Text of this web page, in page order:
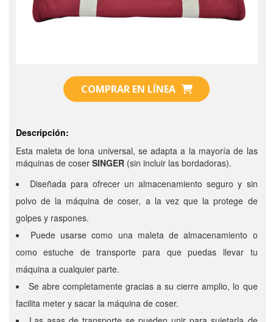
COMPRAR EN LÍNEA
Descripción:
Esta maleta de lona universal, se adapta a la mayoría de las
máquinas de coser SINGER(sin incluir las bordadoras).
Diseñada para ofrecer un almacenamiento seguro y sin
polvo de la máquina de coser, a la vez que la protege de
golpes y raspones.
Puede usarse como una maleta de almacenamiento o
como estuche de transporte para que puedas llevar tu
máquina a cualquier parte.
Se abre completamente gracias a su cierre amplio, lo que
facilita meter y sacar la máquina de coser.